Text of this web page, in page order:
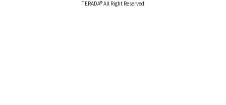
TERADA® All Right Reserved